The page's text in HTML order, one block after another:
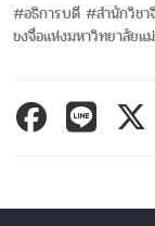
#อธิการบดี #สำนักวิช
ขงจื่อแห่งมหาวิทยาลัยแ